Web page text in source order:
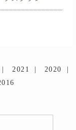
2021
2020